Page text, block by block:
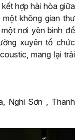
hợp hài hòa giữa
không gian thư
nơi yên bình để
xuyên tổ chức
mang lại trải
Nghi Sơn , Thanh